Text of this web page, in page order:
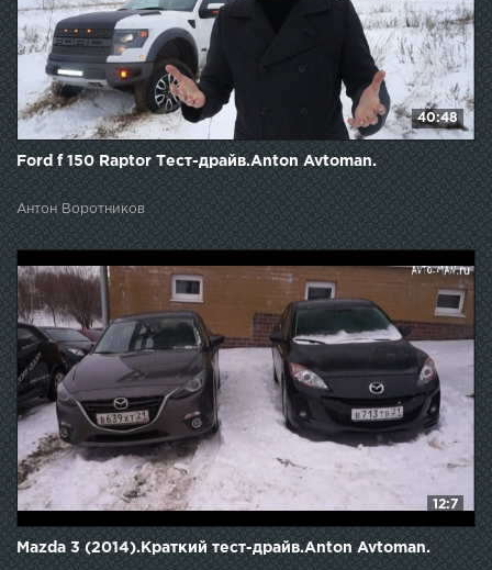
40:48
Ford f 150 Raptor Тест-драйв.Anton Avtoman.
Антон Воротников
12:7
Mazda 3 (2014).Краткий тест-драйв.Anton Avtoman.